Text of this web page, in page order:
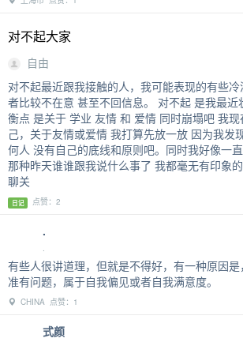
对不起大家
自由
对不起最近跟我接触的人，我可能表现的有些
者比较不在意 甚至不回信息。 对不起 是我最
衡点 是关于 学业 友情 和 爱情 同时崩塌吧 我
己，关于友情或爱情 我打算先放一放 因为我发
何人 没有自己的底线和原则吧。同时我好像一
那种昨天谁谁跟我说什么事了 我都毫无有印象
聊关
日记 点赞：2
.
.
有些人很讲道理，但就是不得好，有一种原因
准有问题，属于自我偏见或者自我满意度。
CHINA 点赞：1
式颜